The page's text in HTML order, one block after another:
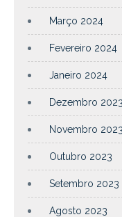
Março 2024
Fevereiro 2024
Janeiro 2024
Dezembro 2023
Novembro 2023
Outubro 2023
Setembro 2023
Agosto 2023